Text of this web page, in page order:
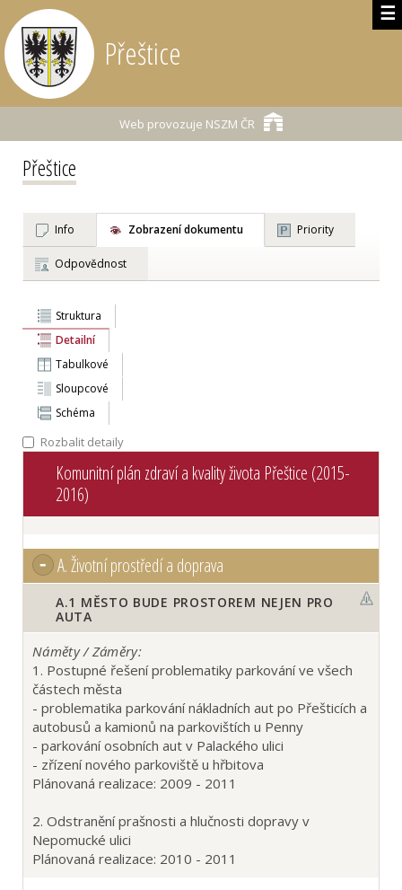
☰
Přeštice
Web provozuje NSZM ČR
Přeštice
Info Zobrazení dokumentu Priority
Odpovědnost
Struktura
Detailní
Tabulkové
Sloupcové
Schéma
Rozbalit detaily
Komunitní plán zdraví a kvality života Přeštice (2015-
2016)
A.Životní prostředí a doprava
A.1 MĚSTO BUDE PROSTOREM NEJEN PRO
AUTA
Náměty / Záměry:
1. Postupné řešení problematiky parkování ve všech
částech města
- problematika parkování nákladních aut po Přešticích a
autobusů a kamionů na parkovištích u Penny
- parkování osobních aut v Palackého ulici
- zřízení nového parkoviště u hřbitova
Plánovaná realizace: 2009 - 2011
2. Odstranění prašnosti a hlučnosti dopravy v
Nepomucké ulici
Plánovaná realizace: 2010 - 2011